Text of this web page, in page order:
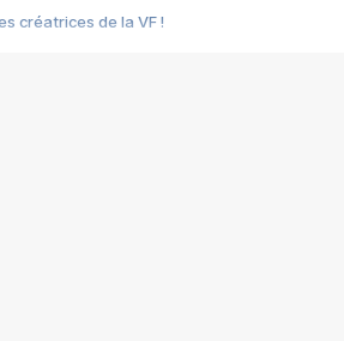
créatrices de la VF !